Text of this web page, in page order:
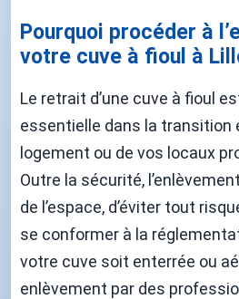
Pourquoi procéder à
votre cuve à fioul à
Le retrait d’une cuve à fioul
essentielle dans la transition
logement ou de vos locaux
Outre la sécurité,
de l’espace, d’éviter tout
se conformer à la
votre cuve soit enterrée ou
enlèvement par des